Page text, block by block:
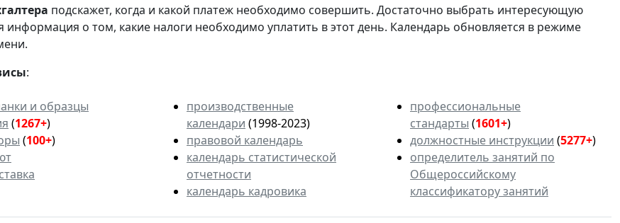
подскажет, когда и какой платеж необходимо совершить. Достаточно выбрать интересующую
информация о том, какие налоги необходимо уплатить в этот день. Календарь обновляется в режиме
:
и образцы
(1267+)
(100+)
производственные
календари (1998-2023)
правовой календарь
календарь статистической
отчетности
календарь кадровика
профессиональные
стандарты (1601+)
должностные инструкции (5277+)
определитель занятий по
Общероссийскому
классификатору занятий